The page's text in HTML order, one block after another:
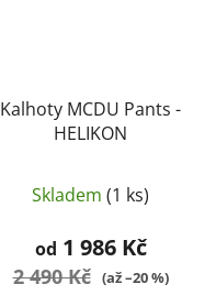
Kalhoty MCDU Pants -
HELIKON
Skladem (1 ks)
od 1 986 Kč
2 490 Kč (až –20 %)